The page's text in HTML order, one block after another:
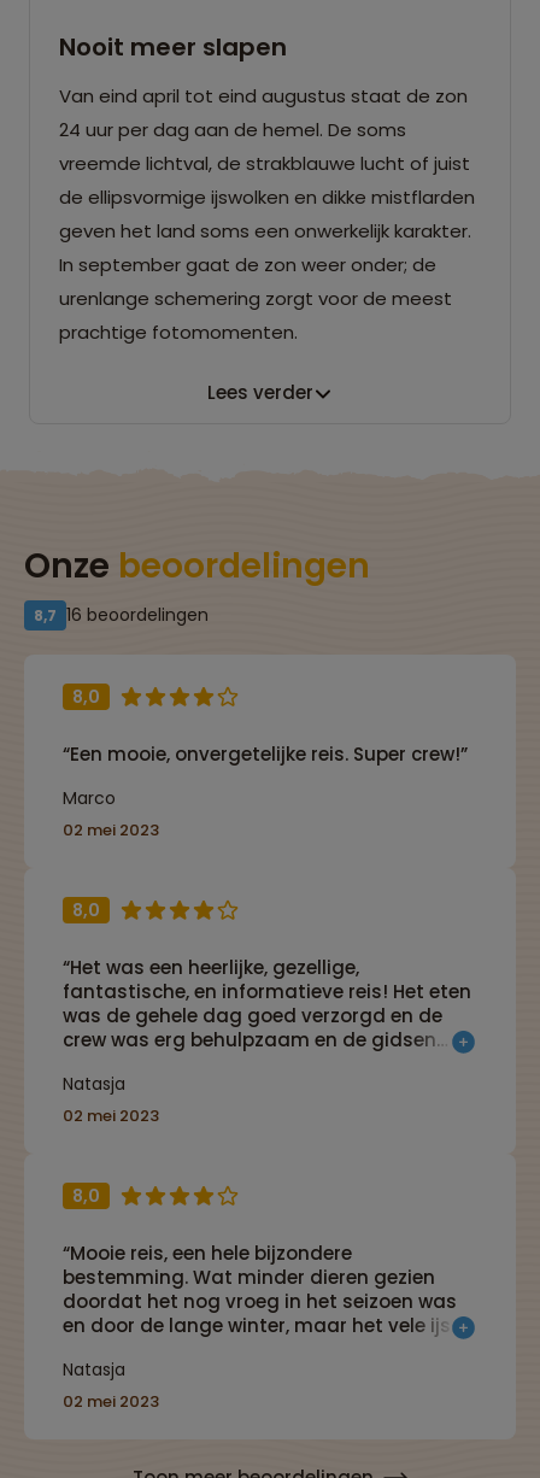
Nooit meer slapen
Van eind april tot eind augustus staat de zon
24 uur per dag aan de hemel. De soms
vreemde lichtval, de strakblauwe lucht of juist
de ellipsvormige ijswolken en dikke mistflarden
geven het land soms een onwerkelijk karakter.
In september gaat de zon weer onder; de
urenlange schemering zorgt voor de meest
prachtige fotomomenten.
Lees verder
Onze beoordelingen
8,7 16 beoordelingen
8,0
“Een mooie, onvergetelijke reis. Super crew!”
Marco
02 mei 2023
8,0
“Het was een heerlijke, gezellige,
fantastische, en informatieve reis! Het eten
was de gehele dag goed verzorgd en de
crew was erg behulpzaam en de gidsen
Spitsbergen!”
Natasja
02 mei 2023
8,0
“Mooie reis, een hele bijzondere
bestemming. Wat minder dieren gezien
doordat het nog vroeg in het seizoen was
en door de lange winter, maar het vele ijs
landschappen.”
Natasja
02 mei 2023